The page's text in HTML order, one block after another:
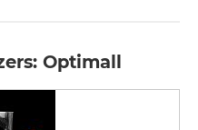
Optimall